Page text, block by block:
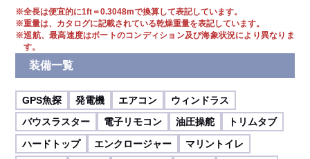
※全長は便宜的に1ft＝0.3048mで換算して表記しています。
※重量は、カタログに記載されている乾燥重量を表記しています。
※巡航、最高速度はボートのコンディション及び海象状況により異なりま
す。
装備一覧
GPS魚探 発電機 エアコン
ウィンドラス
バウスラスター
電子リモコン 油圧操舵
トリムタブ
ハードトップ
エンクロージャー
マリントイレ